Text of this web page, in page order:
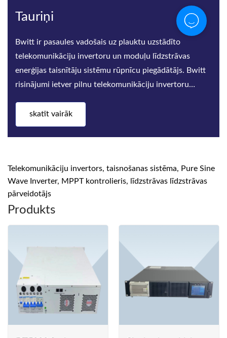
Tauriņi
Bwitt ir pasaules vadošais uz plauktu uzstādīto
telekomunikāciju invertoru un moduļu līdzstrāvas
enerģijas taisnītāju sistēmu rūpnīcu piegādātājs. Bwitt
risinājumi ietver pilnu telekomunikāciju invertoru
skatīt vairāk
Telekomunikāciju invertors, taisnošanas sistēma, Pure Sine
Wave Inverter, MPPT kontrolieris, līdzstrāvas līdzstrāvas
pārveidotājs
Produkts